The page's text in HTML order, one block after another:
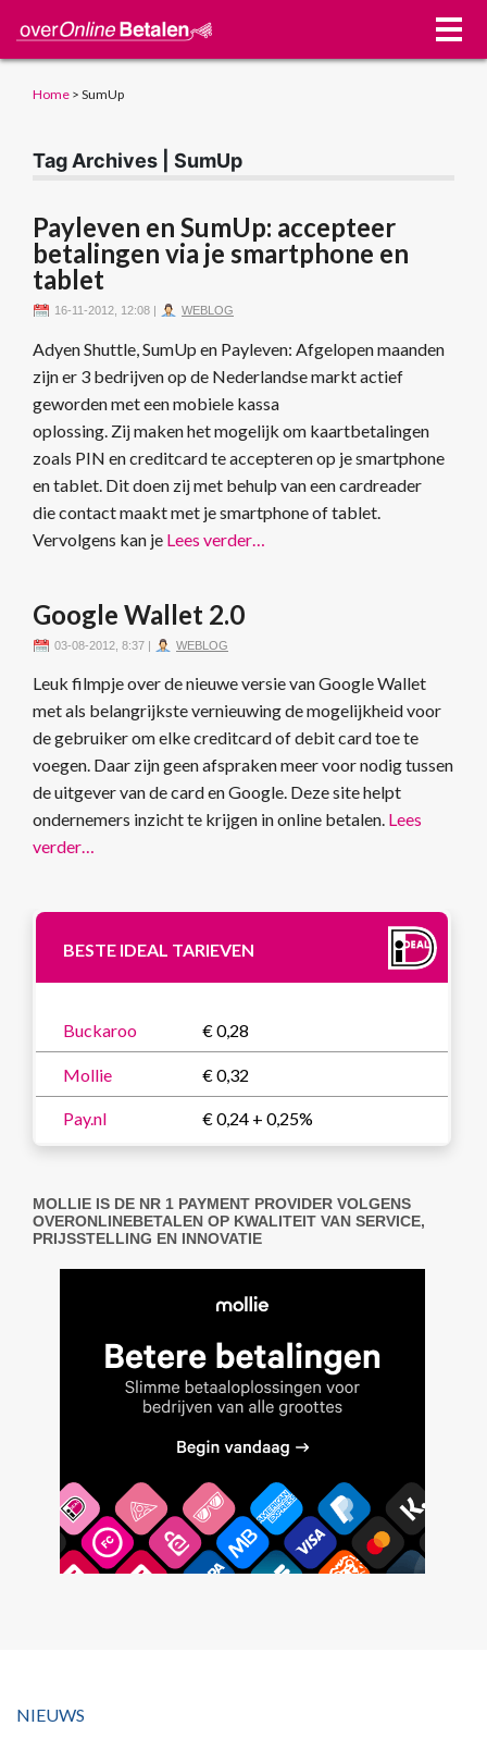
Home > SumUp
Tag Archives | SumUp
Payleven en SumUp: accepteer
betalingen via je smartphone en
tablet
16-11-2012, 12:08 | WEBLOG
Adyen Shuttle, SumUp en Payleven: Afgelopen maanden
zijn er 3 bedrijven op de Nederlandse markt actief
geworden met een mobiele kassa
oplossing. Zij maken het mogelijk om kaartbetalingen
zoals PIN en creditcard te accepteren op je smartphone
en tablet. Dit doen zij met behulp van een cardreader
die contact maakt met je smartphone of tablet.
Vervolgens kan je Lees verder…
Google Wallet 2.0
03-08-2012, 8:37 | WEBLOG
Leuk filmpje over de nieuwe versie van Google Wallet
met als belangrijkste vernieuwing de mogelijkheid voor
de gebruiker om elke creditcard of debit card toe te
voegen. Daar zijn geen afspraken meer voor nodig tussen
de uitgever van de card en Google. Deze site helpt
ondernemers inzicht te krijgen in online betalen. Lees
verder…
BESTE IDEAL TARIEVEN
Buckaroo € 0,28
Mollie € 0,32
Pay.nl € 0,24 + 0,25%
MOLLIE IS DE NR 1 PAYMENT PROVIDER VOLGENS
OVERONLINEBETALEN OP KWALITEIT VAN SERVICE,
PRIJSSTELLING EN INNOVATIE
NIEUWS